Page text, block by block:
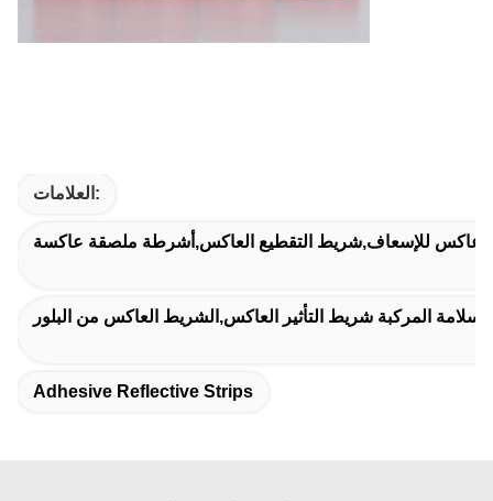
العلامات:
عاكس للإسعاف,شريط التقطيع العاكس,أشرطة ملصقة عاكسة
المركبة شريط التأثير العاكس,الشريط العاكس من البلور
Adhesive Reflective Strips